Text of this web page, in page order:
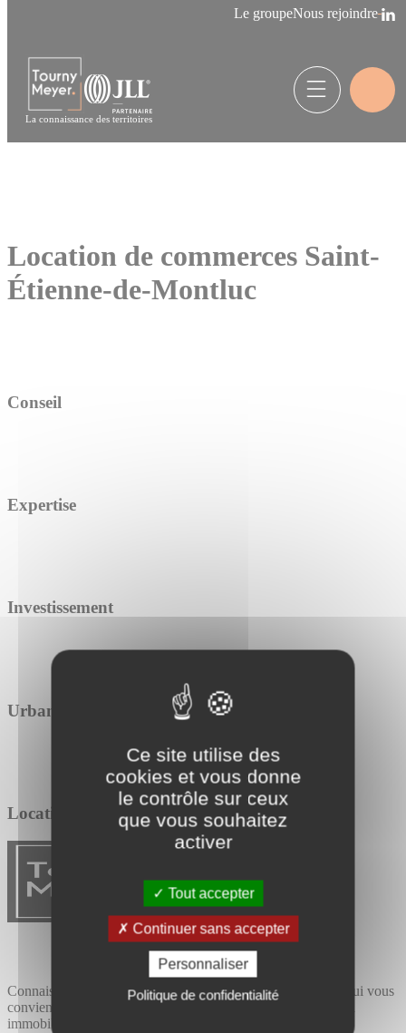
Ce site utilise des
cookies et vous donne
le contrôle sur ceux
que vous souhaitez
activer
Tout accepter
Continuer sans accepter
Personnaliser
Politique de confidentialité
Le groupeNous rejoindre
La connaissance des territoires
Location de commerces Saint-
Étienne-de-Montluc
Conseil
Expertise
Investissement
Urbanisme
Location / Vente
Connaissance du terrain et expertise métier, trouvez le bien qui vous
convient avec Tourny Meyer, cabinet de conseil spécialisé en
immobilier professionnel.